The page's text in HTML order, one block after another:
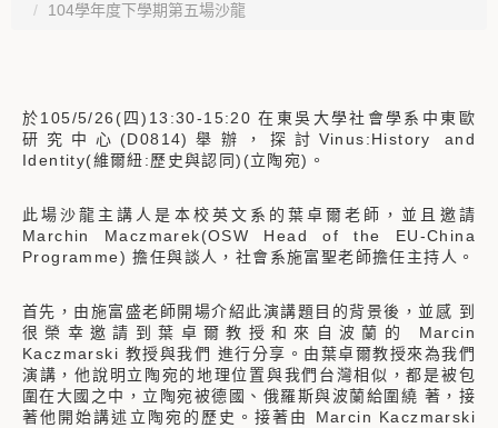
104學年度下學期第五場沙龍
於105/5/26(四)13:30-15:20 在東吳大學社會學系中東歐
研究中心(D0814)舉辦，探討Vinus:History and
Identity(維爾紐:歷史與認同)(立陶宛)。
此場沙龍主講人是本校英文系的葉卓爾老師，並且邀請
Marchin Maczmarek(OSW Head of the EU-China
Programme) 擔任與談人，社會系施富聖老師擔任主持人。
首先，由施富盛老師開場介紹此演講題目的背景後，並感 到
很榮幸邀請到葉卓爾教授和來自波蘭的 Marcin
Kaczmarski 教授與我們 進行分享。由葉卓爾教授來為我們
演講，他說明立陶宛的地理位置與我們台灣相似，都是被包
圍在大國之中，立陶宛被德國、俄羅斯與波蘭給圍繞 著，接
著他開始講述立陶宛的歷史。接著由 Marcin Kaczmarski